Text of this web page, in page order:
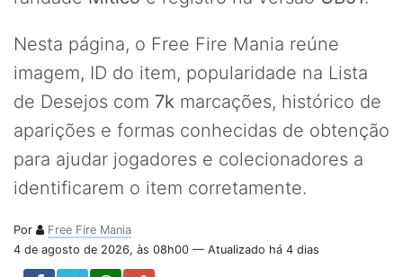
Nesta página, o Free Fire Mania reúne
imagem, ID do item, popularidade na Lista
de Desejos com 7k marcações, histórico de
aparições e formas conhecidas de obtenção
para ajudar jogadores e colecionadores a
identificarem o item corretamente.
Por
Free Fire Mania
4 de agosto de 2026, às 08h00 — Atualizado há 4 dias